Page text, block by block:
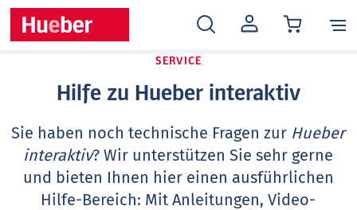
MEIN
KONTO
SERVICE
Hilfe zu Hueber interaktiv
Sie haben noch technische Fragen zur Hueber
interaktiv? Wir unterstützen Sie sehr gerne
und bieten Ihnen hier einen ausführlichen
Hilfe-Bereich: Mit Anleitungen, Video-